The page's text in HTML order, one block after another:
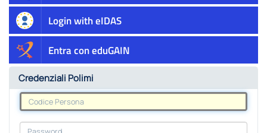
Login with eIDAS
Entra con eduGAIN
Credenziali Polimi